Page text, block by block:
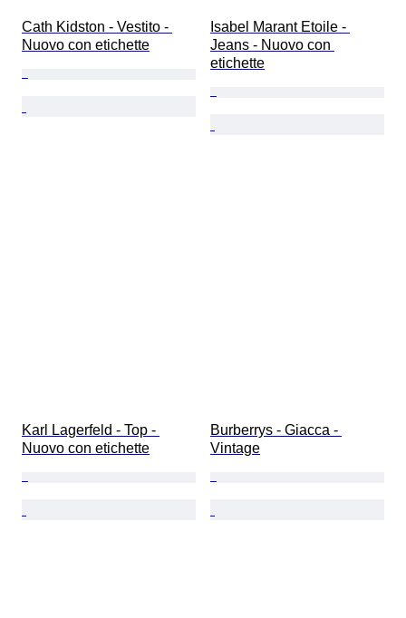
Cath Kidston - Vestito -
Nuovo con etichette
Isabel Marant Etoile -
Jeans - Nuovo con
etichette
Karl Lagerfeld - Top -
Nuovo con etichette
Burberrys - Giacca -
Vintage